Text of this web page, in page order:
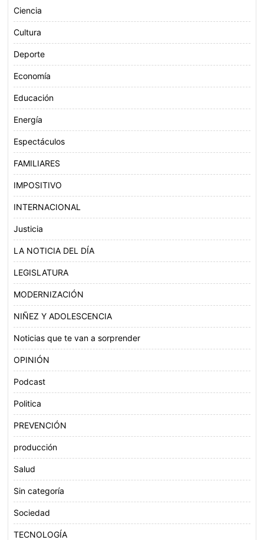
Ciencia
Cultura
Deporte
Economía
Educación
Energía
Espectáculos
FAMILIARES
IMPOSITIVO
INTERNACIONAL
Justicia
LA NOTICIA DEL DÍA
LEGISLATURA
MODERNIZACIÓN
NIÑEZ Y ADOLESCENCIA
Noticias que te van a sorprender
OPINIÓN
Podcast
Politica
PREVENCIÓN
producción
Salud
Sin categoría
Sociedad
TECNOLOGÍA